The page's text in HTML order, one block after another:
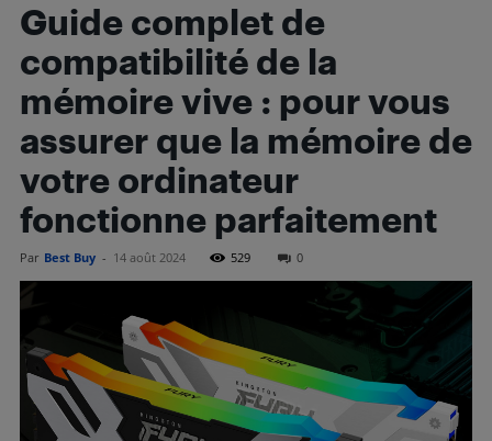
Guide complet de
compatibilité de la
mémoire vive : pour vous
assurer que la mémoire de
votre ordinateur
fonctionne parfaitement
Par Best Buy - 14 août 2024 529 0